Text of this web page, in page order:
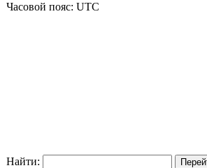
Часовой пояс: UTC
Найти: